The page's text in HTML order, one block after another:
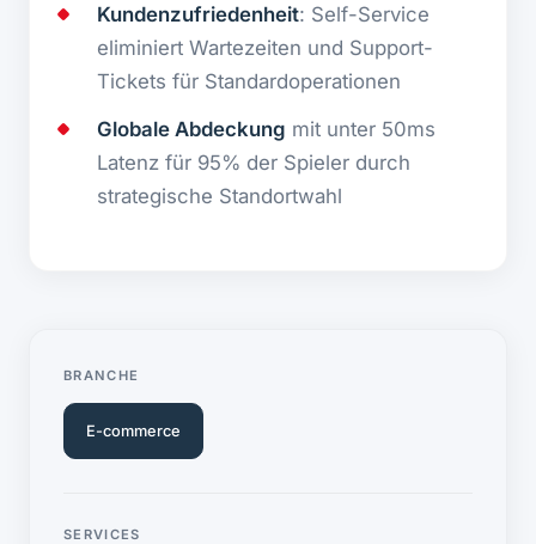
Kundenzufriedenheit: Self-Service
eliminiert Wartezeiten und Support-
Tickets für Standardoperationen
Globale Abdeckung mit unter 50ms
Latenz für 95% der Spieler durch
strategische Standortwahl
BRANCHE
E-commerce
SERVICES